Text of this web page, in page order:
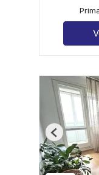
Previous